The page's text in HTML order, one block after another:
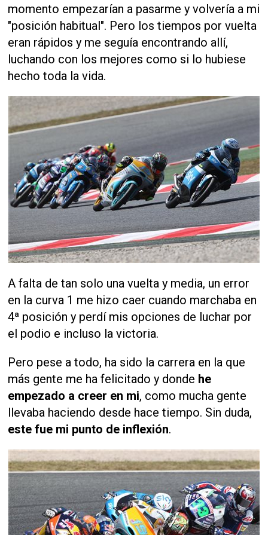
momento empezarían a pasarme y volvería a mi
"posición habitual". Pero los tiempos por vuelta
eran rápidos y me seguía encontrando allí,
luchando con los mejores como si lo hubiese
hecho toda la vida.
A falta de tan solo una vuelta y media, un error
en la curva 1 me hizo caer cuando marchaba en
4ª posición y perdí mis opciones de luchar por
el podio e incluso la victoria.
Pero pese a todo, ha sido la carrera en la que
más gente me ha felicitado y donde he
empezado a creer en mi, como mucha gente
llevaba haciendo desde hace tiempo. Sin duda,
este fue mi punto de inflexión.